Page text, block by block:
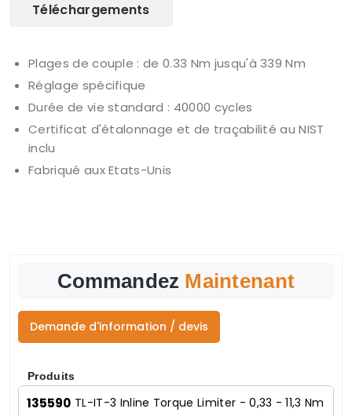
Téléchargements
Plages de couple : de 0.33 Nm jusqu'à 339 Nm
Réglage spécifique
Durée de vie standard : 40000 cycles
Certificat d'étalonnage et de traçabilité au NIST
inclu
Fabriqué aux Etats-Unis
Commandez Maintenant
Demande d'information / devis
Produits
135590 TL-IT-3 Inline Torque Limiter - 0,33 - 11,3 Nm